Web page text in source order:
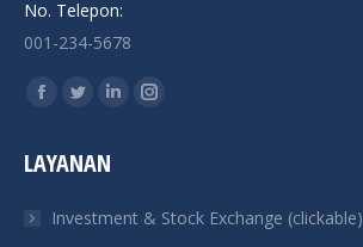
No. Telepon:
001-234-5678
Find us on:
Facebook
opens
new
Twitter
opens
new
Linkedin
new
Instagram
new
LAYANAN
Investment & Stock Exchange (clickable)